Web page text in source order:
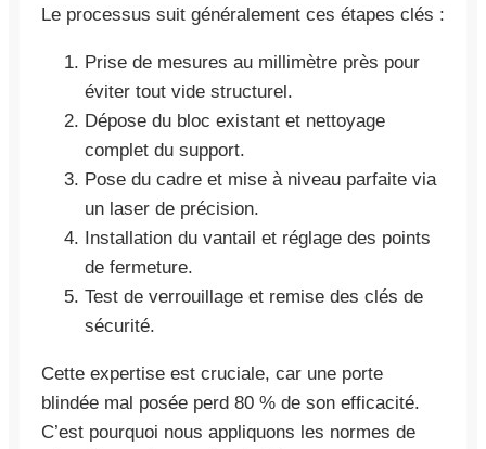
Le processus suit généralement ces étapes clés :
Prise de mesures au millimètre près pour
éviter tout vide structurel.
Dépose du bloc existant et nettoyage
complet du support.
Pose du cadre et mise à niveau parfaite via
un laser de précision.
Installation du vantail et réglage des points
de fermeture.
Test de verrouillage et remise des clés de
sécurité.
Cette expertise est cruciale, car une porte
blindée mal posée perd 80 % de son efficacité.
C’est pourquoi nous appliquons les normes de